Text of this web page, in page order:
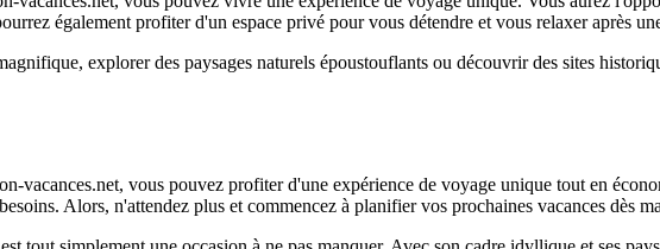
également profiter d'un espace privé pour vous détendre et vous relaxer après
explorer des paysages naturels époustouflants ou découvrir des sites
vacances.net, vous pouvez profiter d'une expérience de voyage unique tout en
Alors, n'attendez plus et commencez à planifier vos prochaines vacances dès